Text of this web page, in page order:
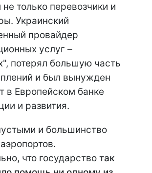
только перевозчики и
Украинский
провайдер
услуг –
потерял большую часть
и был вынужден
в Европейском банке
и развития.
и большинство
что государство так